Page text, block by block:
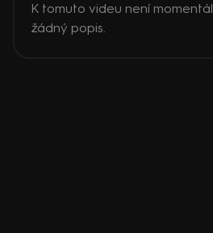
K tomuto videu není
žádný popis.